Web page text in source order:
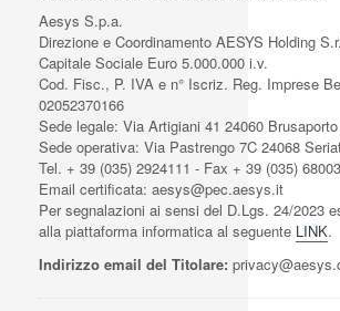
Aesys S.p.a.
Direzione e Coordinamento AESYS Holding
Capitale Sociale Euro 5.000.000 i.v.
Cod. Fisc., P. IVA e n° Iscriz. Reg. Imprese
02052370166
Sede legale: Via Artigiani 41 24060
Sede operativa: Via Pastrengo 7C 24068
Tel. + 39 (035) 2924111 - Fax + 39 (035)
Email certificata: aesys@pec.aesys.it
Per segnalazioni ai sensi del D.Lgs. 24/2023
alla piattaforma informatica al seguente LINK.
Indirizzo email del Titolare: